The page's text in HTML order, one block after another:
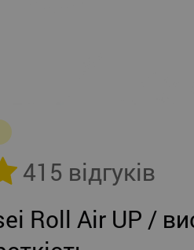
415 відгуків
Roll Air UP /